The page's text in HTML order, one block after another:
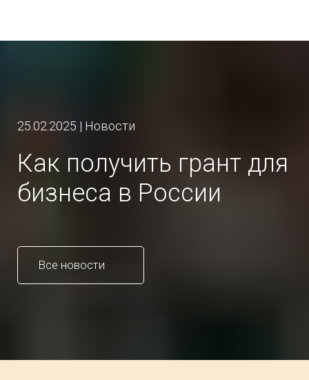
25.02.2025 | Новости
Как получить грант для
бизнеса в России
Все новости